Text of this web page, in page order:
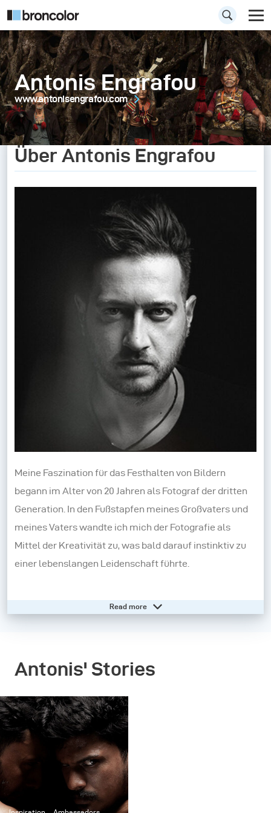
Antonis Engrafou
www.antonisengrafou.com
Über Antonis Engrafou
Meine Faszination für das Festhalten von Bildern
begann im Alter von 20 Jahren als Fotograf der dritten
Generation. In den Fußstapfen meines Großvaters und
meines Vaters wandte ich mich der Fotografie als
Mittel der Kreativität zu, was bald darauf instinktiv zu
einer lebenslangen Leidenschaft führte.
Welt zu erkunden. Meistens ist sie ein Weg, um schöne
zu beobachten. Licht und Technik können sehr einfach
größere Herausforderung, und das ist es, was meiner
Meinung nach einen guten Porträtfotografen
ausmacht.
Die alten Meister der Kunst haben mich immer
inspiriert, und das spiegelt sich in der Ästhetik meines
Read more
Antonis' Stories